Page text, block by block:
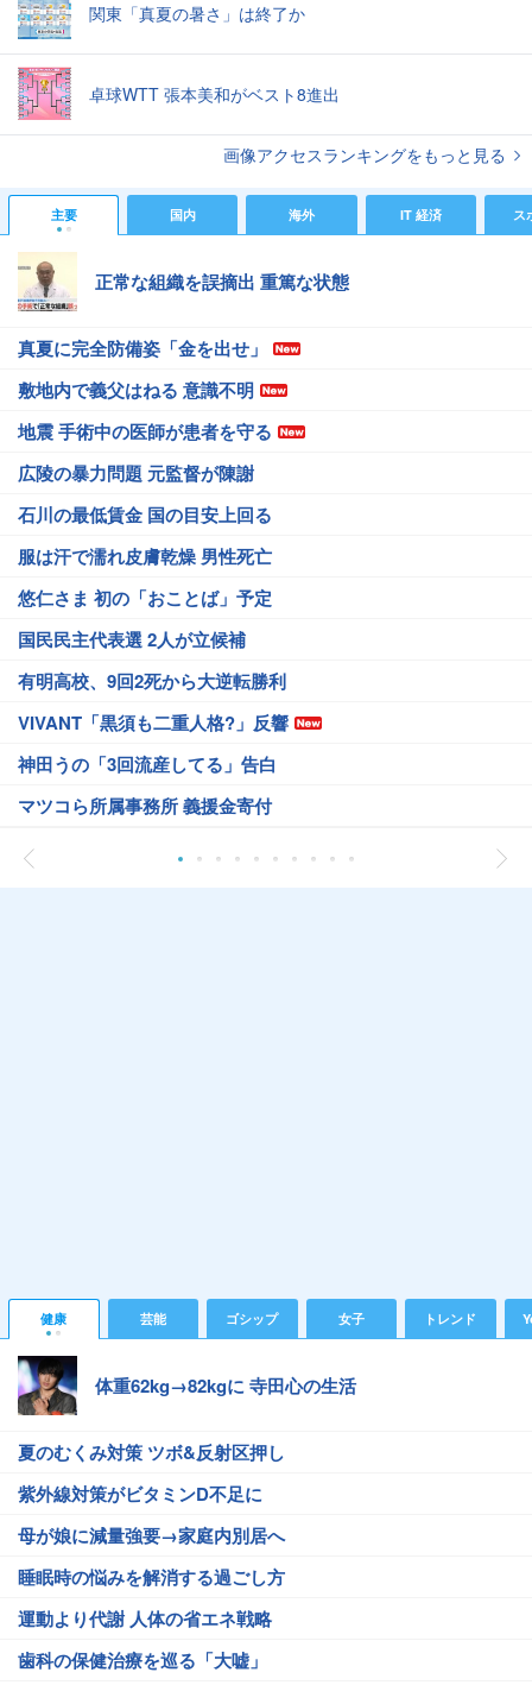
関東「真夏の暑さ」は終了か
卓球WTT 張本美和がベスト8進出
画像アクセスランキングをもっと見る
主要 国内 海外 IT 経済 ス
正常な組織を誤摘出 重篤な状態
真夏に完全防備姿「金を出せ」
敷地内で義父はねる 意識不明
地震 手術中の医師が患者を守る
広陵の暴力問題 元監督が陳謝
石川の最低賃金 国の目安上回る
服は汗で濡れ皮膚乾燥 男性死亡
悠仁さま 初の「おことば」予定
国民民主代表選 2人が立候補
有明高校、9回2死から大逆転勝利
VIVANT「黒須も二重人格?」反響
神田うの「3回流産してる」告白
マツコら所属事務所 義援金寄付
健康 芸能 ゴシップ 女子 トレンド
体重62kg→82kgに 寺田心の生活
夏のむくみ対策 ツボ&反射区押し
紫外線対策がビタミンD不足に
母が娘に減量強要→家庭内別居へ
睡眠時の悩みを解消する過ごし方
運動より代謝 人体の省エネ戦略
歯科の保健治療を巡る「大嘘」